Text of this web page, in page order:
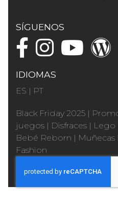
SÍGUENOS
IDIOMAS
ES | PT
Black Friday 2025 |
juegos | Disfraces | Lego
Bebé Reborn | Muñecas
Fashion